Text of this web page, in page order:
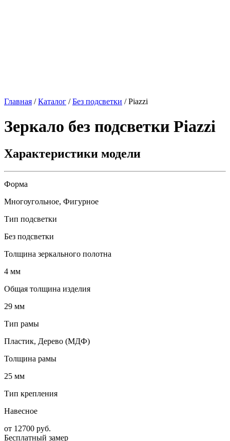
Главная /Каталог /Без подсветки /Piazzi
Зеркало без подсветки Piazzi
Характеристики модели
Форма
Многоугольное, Фигурное
Тип подсветки
Без подсветки
Толщина зеркального полотна
4 мм
Общая толщина изделия
29 мм
Тип рамы
Пластик, Дерево (МДФ)
Толщина рамы
25 мм
Тип крепления
Навесное
от 12700 руб.
Бесплатный замер